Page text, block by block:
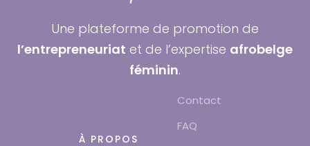
Une plateforme de promotion de
l’entrepreneuriat et de l’expertise afrobelge
féminin.
À PROPOS
Contact
FAQ